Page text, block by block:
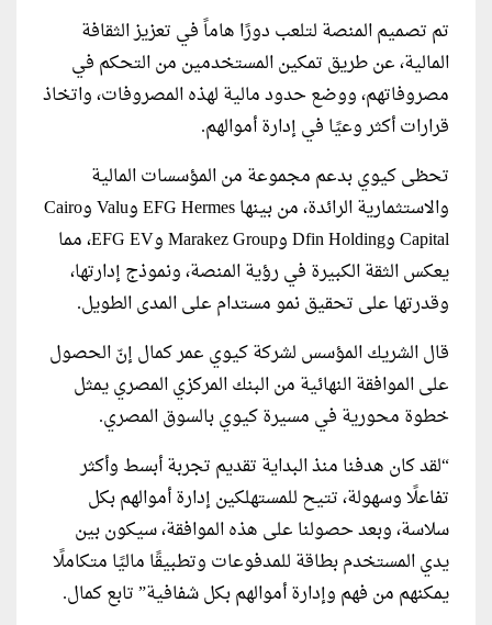
تم تصميم المنصة لتلعب دورًا هاماً في تعزيز الثقافة
المالية، عن طريق تمكين المستخدمين من التحكم في
مصروفاتهم، ووضع حدود مالية لهذه المصروفات، واتخاذ
قرارات أكثر وعيًا في إدارة أموالهم.
تحظى كيوي بدعم مجموعة من المؤسسات المالية
والاستثمارية الرائدة، من بينها EFG Hermes وValu وCairo
Capital وDfin Holding وMarakez Group وEFG EV، مما
يعكس الثقة الكبيرة في رؤية المنصة، ونموذج إدارتها،
وقدرتها على تحقيق نمو مستدام على المدى الطويل.
قال الشريك المؤسس لشركة كيوي عمر كمال إنّ الحصول
على الموافقة النهائية من البنك المركزي المصري يمثل
خطوة محورية في مسيرة كيوي بالسوق المصري.
“لقد كان هدفنا منذ البداية تقديم تجربة أبسط وأكثر
تفاعلًا وسهولة، تتيح للمستهلكين إدارة أموالهم بكل
سلاسة، وبعد حصولنا على هذه الموافقة، سيكون بين
يدي المستخدم بطاقة للمدفوعات وتطبيقًا ماليًا متكاملًا
يمكنهم من فهم وإدارة أموالهم بكل شفافية” تابع كمال.